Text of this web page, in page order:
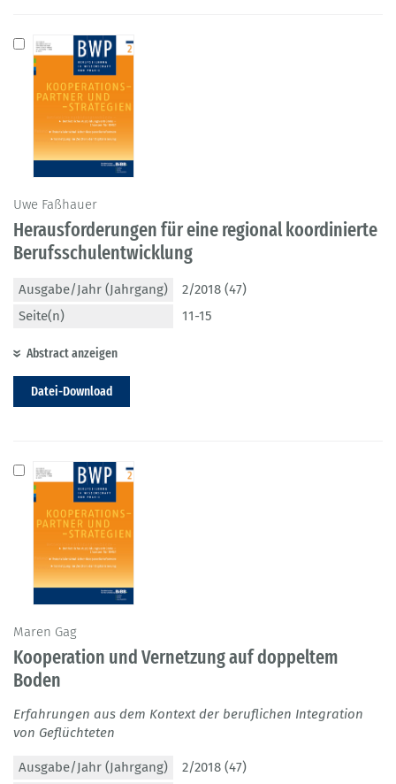
Uwe Faßhauer
Herausforderungen für eine regional koordinierte
Berufsschulentwicklung
Ausgabe/Jahr (Jahrgang)
2/2018 (47)
Seite(n)
11-15
Abstract anzeigen
Datei-Download
Maren Gag
Kooperation und Vernetzung auf doppeltem
Boden
Erfahrungen aus dem Kontext der beruflichen Integration
von Geflüchteten
Ausgabe/Jahr (Jahrgang)
2/2018 (47)